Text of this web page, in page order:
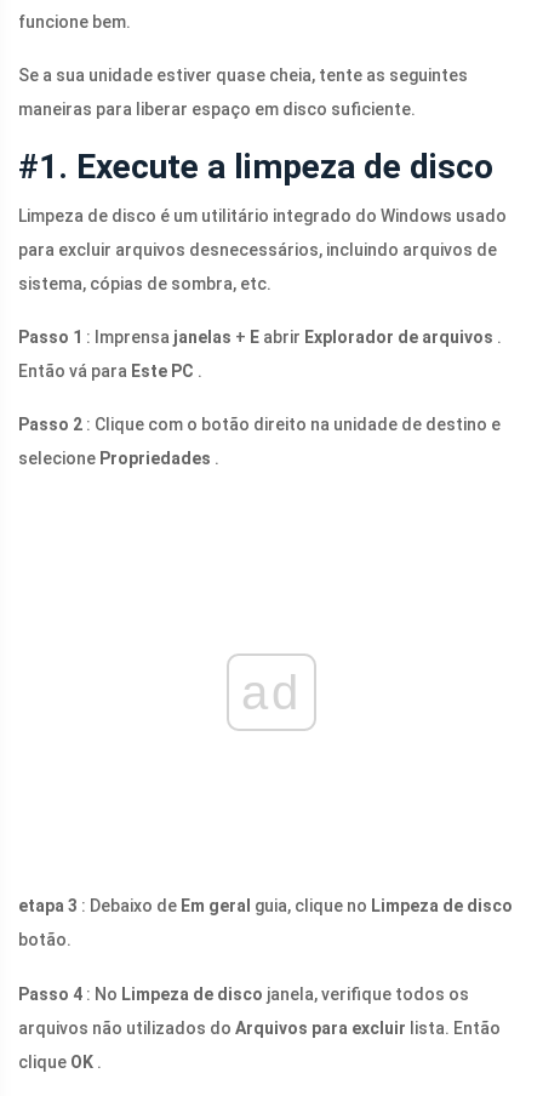
funcione bem.
Se a sua unidade estiver quase cheia, tente as seguintes
maneiras para liberar espaço em disco suficiente.
#1. Execute a limpeza de disco
Limpeza de disco é um utilitário integrado do Windows usado
para excluir arquivos desnecessários, incluindo arquivos de
sistema, cópias de sombra, etc.
Passo 1 : Imprensa janelas + E abrir Explorador de arquivos .
Então vá para Este PC .
Passo 2 : Clique com o botão direito na unidade de destino e
selecione Propriedades .
ad
etapa 3 : Debaixo de Em geral guia, clique no Limpeza de disco
botão.
Passo 4 : No Limpeza de disco janela, verifique todos os
arquivos não utilizados do Arquivos para excluir lista. Então
clique OK .